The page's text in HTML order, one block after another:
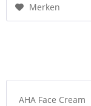
Merken
AHA Face Cream